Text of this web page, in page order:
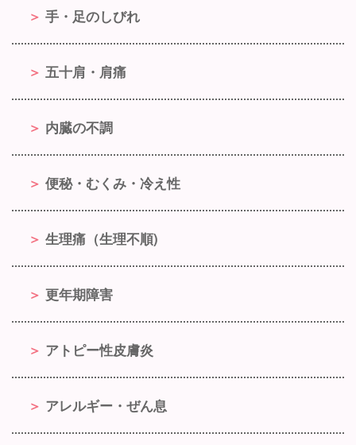
手・足のしびれ
五十肩・肩痛
内臓の不調
便秘・むくみ・冷え性
生理痛（生理不順)
更年期障害
アトピー性皮膚炎
アレルギー・ぜん息